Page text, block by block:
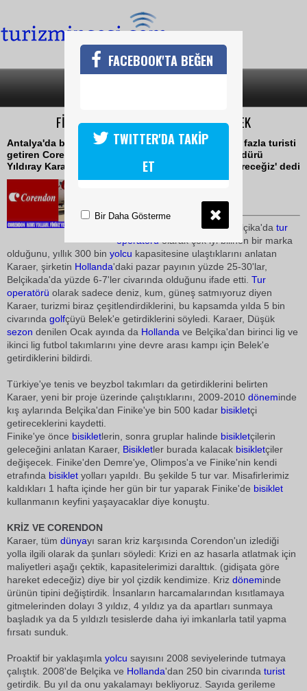
FİNİKEYE BİNLERCE BİSİKLETÇİ GELECEK
Antalya'da bulunan ve Hollanda'dan Türkiye'ye en fazla turisti
getiren Corendon Hava Yolları Şirketinin Genel Müdürü
Yıldıray Karaer, Finike'ye bin beşyüz bisikletçi getireceğiz' dedi
Hollandave Belçika'da tur
operatörüolarak çok iyi bilinen bir marka
olduğunu, yıllık 300 bin yolcu kapasitesine ulaştıklarını anlatan
Karaer, şirketin Hollanda'daki pazar payının yüzde 25-30'lar,
Belçikada'da yüzde 6-7'ler civarında olduğunu ifade etti.  Tur
operatörü olarak sadece deniz, kum, güneş satmıyoruz diyen
Karaer, turizmi biraz çeşitlendirdiklerini, bu kapsamda yılda 5 bin
civarında golfçüyü Belek'e getirdiklerini söyledi. Karaer, Düşük
sezon  denilen Ocak ayında da Hollanda ve Belçika'dan birinci lig ve
ikinci lig futbol takımlarını yine devre arası kampı için Belek'e
getirdiklerini bildirdi.
Türkiye'ye tenis ve beyzbol takımları da getirdiklerini belirten
Karaer, yeni bir proje üzerinde çalıştıklarını, 2009-2010 döneminde
kış aylarında Belçika'dan Finike'ye bin 500 kadar bisikletçi
getireceklerini kaydetti.
Finike'ye önce bisikletlerin, sonra gruplar halinde bisikletçilerin
geleceğini anlatan Karaer,  Bisikletler burada kalacak bisikletçiler
değişecek. Finike'den Demre'ye, Olimpos'a ve Finike'nin kendi
etrafında bisiklet yolları yapıldı. Bu şekilde 5 tur var. Misafirlerimiz
kaldıkları 1 hafta içinde her gün bir tur yaparak Finike'de bisiklet
kullanmanın keyfini yaşayacaklar diye konuştu.
KRİZ VE CORENDON
Karaer, tüm dünyayı saran kriz karşısında Corendon'un izlediği
yolla ilgili olarak da şunları söyledi: Krizi en az hasarla atlatmak için
maliyetleri aşağı çektik, kapasitelerimizi daralttık. (gidişata göre
hareket edeceğiz) diye bir yol çizdik kendimize. Kriz döneminde
ürünün tipini değiştirdik. İnsanların harcamalarından kısıtlamaya
gitmelerinden dolayı 3 yıldız, 4 yıldız ya da apartları sunmaya
başladık ya da 5 yıldızlı tesislerde daha iyi imkanlarla tatil yapma
fırsatı sunduk.
Proaktif bir yaklaşımla yolcu sayısını 2008 seviyelerinde tutmaya
çalıştık. 2008'de Belçika ve Hollanda'dan 250 bin civarında turist
getirdik. Bu yıl da onu yakalamayı bekliyoruz. Sayıda gerileme
FACEBOOK'TA BEĞEN
TWITTER'DA TAKİP
ET
Bir Daha Gösterme